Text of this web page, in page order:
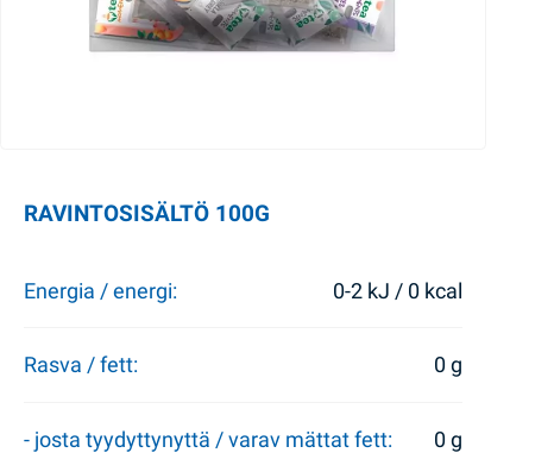
RAVINTOSISÄLTÖ 100G
Energia / energi: 0-2 kJ / 0 kcal
Rasva / fett: 0 g
- josta tyydyttynyttä / varav mättat fett: 0 g